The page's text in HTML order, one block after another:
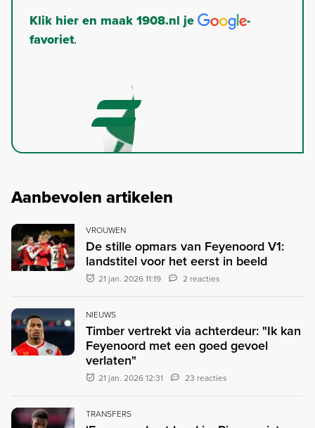
Klik hier en maak 1908.nl je
-
favoriet.
Aanbevolen artikelen
VROUWEN
De stille opmars van Feyenoord V1:
landstitel voor het eerst in beeld
21 jan. 2026 11:19 2 reacties
NIEUWS
Timber vertrekt via achterdeur: "Ik kan
Feyenoord met een goed gevoel
verlaten"
21 jan. 2026 12:31 23 reacties
TRANSFERS